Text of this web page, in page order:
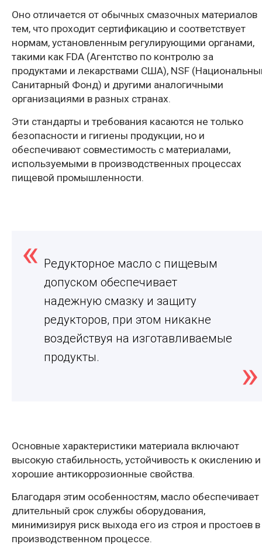
Оно отличается от обычных смазочных материалов
тем, что проходит сертификацию и соответствует
нормам, установленным регулирующими органами,
такими как FDA (Агентство по контролю за
продуктами и лекарствами США), NSF
Санитарный Фонд) и другими аналогичными
организациями в разных странах.
Эти стандарты и требования касаются не только
безопасности и гигиены продукции, но и
обеспечивают совместимость с материалами,
используемыми в производственных процессах
пищевой промышленности.
Редукторное масло с пищевым
допуском обеспечивает
надежную смазку и защиту
редукторов, при этом никакне
воздействуя на изготавливаемые
продукты.
Основные характеристики материала включают
высокую стабильность, устойчивость к окислению и
хорошие антикоррозионные свойства.
Благодаря этим особенностям, масло обеспечивает
длительный срок службы оборудования,
минимизируя риск выхода его из строя и простоев в
производственном процессе.